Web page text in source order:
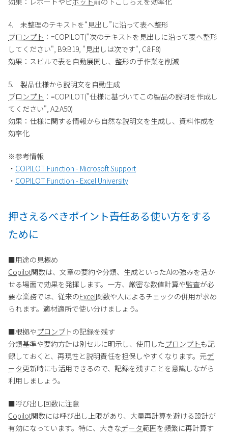
4. 未整理のテキストを“見出し”に沿って表へ整形
プロンプト ：=COPILOT("次のテキストを見出しに沿って表へ整形
してください", B9:B19, "見出しは次です", C8:F8)
効果：スピルで表を自動展開し、整形の手作業を削減
5. 製品仕様から説明文を自動生成
プロンプト ：=COPILOT("仕様に基づいてこの製品の説明を作成し
てください", A2:A50)
効果：仕様に関する情報から自然な説明文を生成し、資料作成を
効率化
※参考情報
・ COPILOT Function - Microsoft Support
・ COPILOT Function - Excel University
押さえるべきポイント――責任ある使い方をする
ために
■用途の見極め
Copilot関数は、文章の要約や分類、生成といったAIの強みを活か
せる場面で効果を発揮します。一方、厳密な数値計算や監査が必
要な業務では、従来のExcel関数や人によるチェックの併用が求め
られます。適材適所で使い分けましょう。
■根拠やプロンプトの記録を残す
分類基準や要約方針は別セルに明示し、使用した プロンプトも記
録しておくと、再現性と説明責任を担保しやすくなります。元デ
ータ更新時にも活用できるので、記録を残すことを意識しながら
利用しましょう。
■呼び出し回数に注意
Copilot関数には呼び出し上限があり、大量再計算を避ける設計が
有効になっています。特に、大きなデータ範囲を頻繁に再計算す